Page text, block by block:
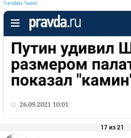
17 из 21